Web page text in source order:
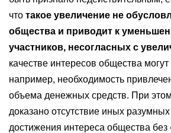
что такое увеличение не
общества и приводит к
участников, несогласных с
качестве интересов общества могут
например, необходимость
объема денежных средств. При
доказано отсутствие иных
достижения интереса общества